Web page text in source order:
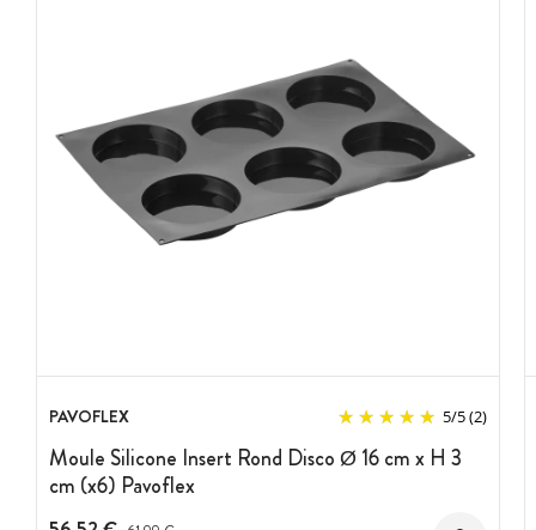
PAVOFLEX 5/5(2)
Moule Silicone Insert Rond Disco Ø 16 cm x H 3
cm (x6) Pavoflex
Prix avant réduction :